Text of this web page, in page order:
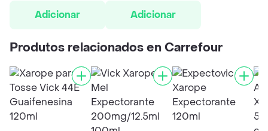
Adicionar
Adicionar
Produtos relacionados en Carrefour